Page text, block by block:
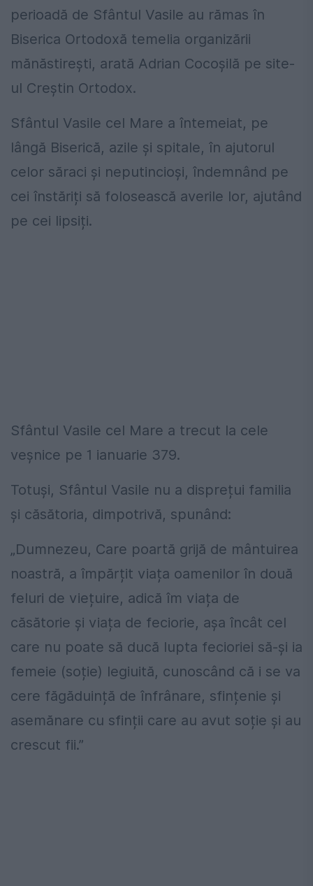
perioadă de Sfântul Vasile au rămas în
Biserica Ortodoxă temelia organizării
mănăstirești, arată Adrian Cocoșilă pe site-
ul Creștin Ortodox.
Sfântul Vasile cel Mare a întemeiat, pe
lângă Biserică, azile și spitale, în ajutorul
celor săraci și neputincioși, îndemnând pe
cei înstăriți să folosească averile lor, ajutând
pe cei lipsiți.
Sfântul Vasile cel Mare a trecut la cele
veșnice pe 1 ianuarie 379.
Totuși, Sfântul Vasile nu a disprețui familia
și căsătoria, dimpotrivă, spunând:
„Dumnezeu, Care poartă grijă de mântuirea
noastră, a împărțit viața oamenilor în două
feluri de viețuire, adică îm viața de
căsătorie și viața de feciorie, așa încât cel
care nu poate să ducă lupta fecioriei să-și ia
femeie (soție) legiuită, cunoscând că i se va
cere făgăduință de înfrânare, sfințenie și
asemănare cu sfinții care au avut soție și au
crescut fii.”